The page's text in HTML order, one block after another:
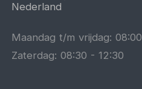
Nederland
Maandag t/m vrijdag:08:00
Zaterdag:08:30 -12:30